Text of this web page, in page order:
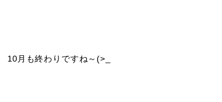
10月も終わりですね～(>_